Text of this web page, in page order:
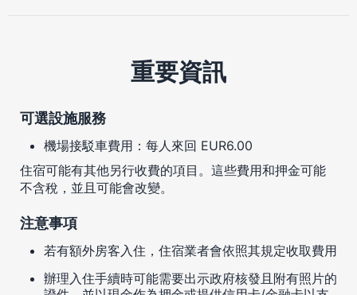
重要資訊
可選設施服務
機場接駁車費用：每人來回 EUR6.00
住宿可能有其他另行收費的項目。這些費用和押金可能
不含稅，並且可能會改變。
注意事項
若有額外房客入住，住宿業者會依照其規定收取費用
辦理入住手續時可能需要出示政府核發且附有照片的